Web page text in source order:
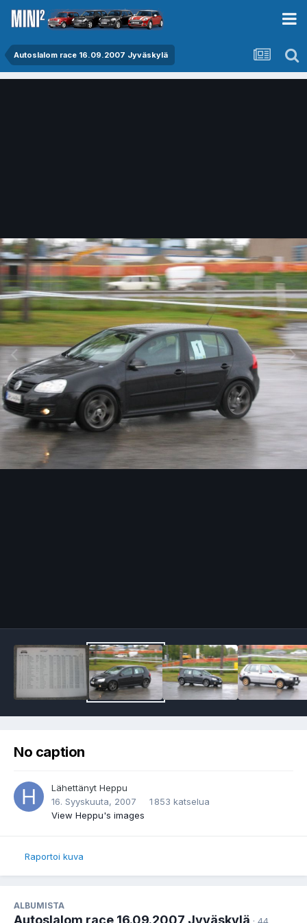
Autoslalom race 16.09.2007 Jyväskylä
No caption
Lähettänyt Heppu
16. Syyskuuta, 2007
1 853 katselua
View Heppu's images
Raportoi kuva
ALBUMISTA
Autoslalom race 16.09.2007 Jyväskylä